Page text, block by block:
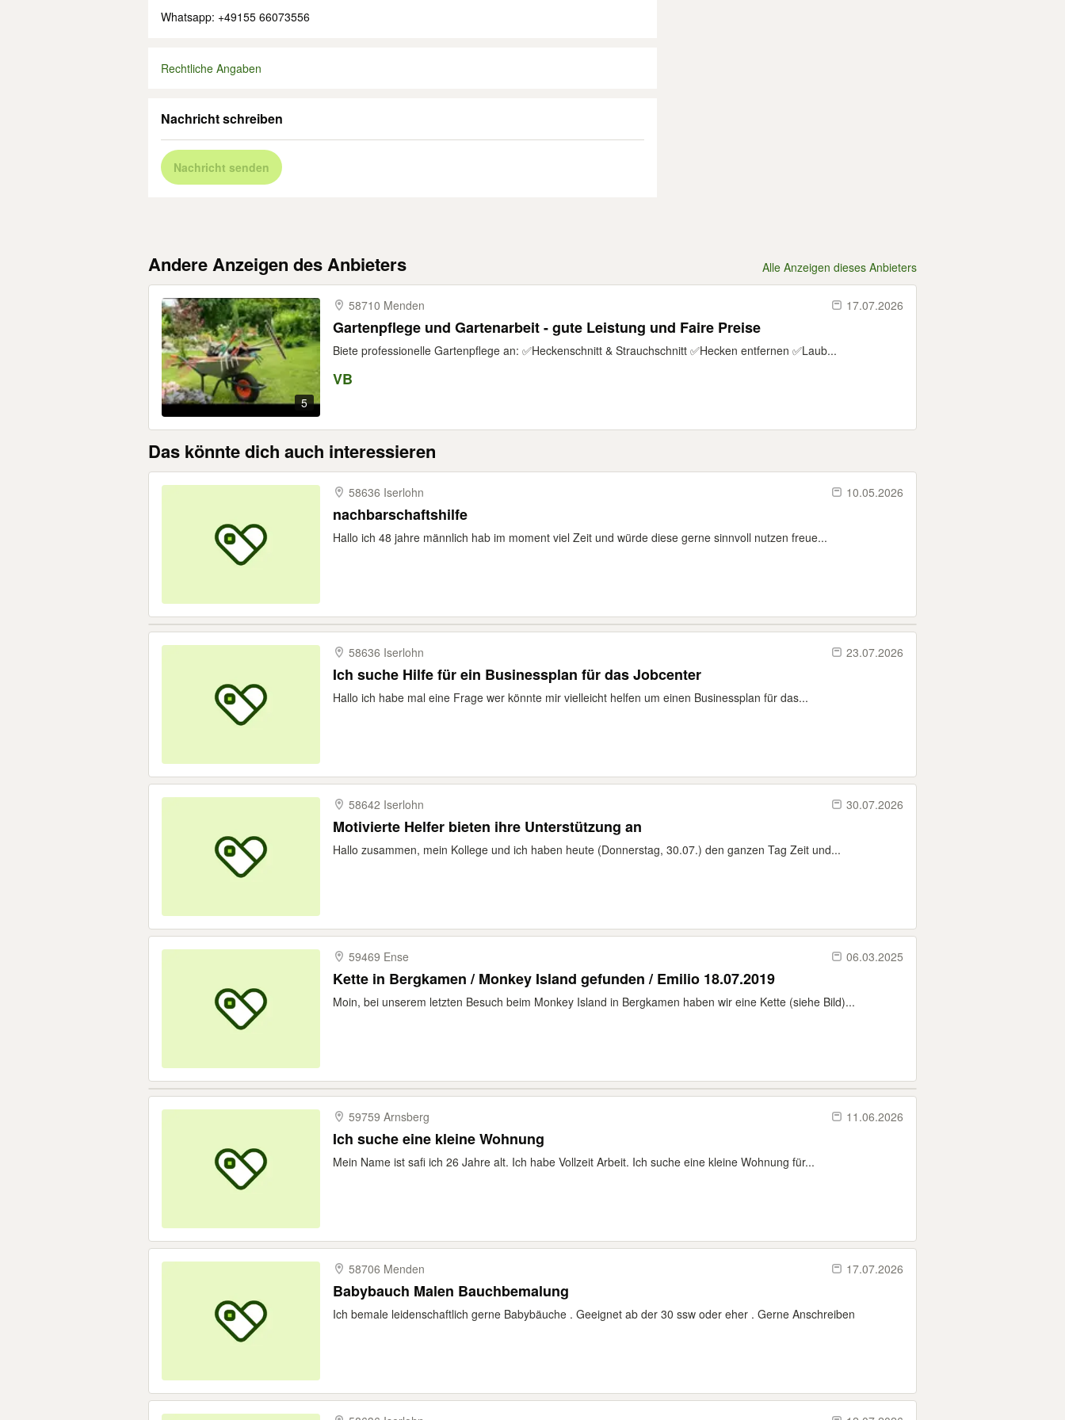
Whatsapp: +49155 66073556
Rechtliche Angaben
Nachricht schreiben
Nachricht senden
Andere Anzeigen des Anbieters Alle Anzeigen dieses Anbieters
5
58710 Menden 17.07.2026
Gartenpflege und Gartenarbeit - gute Leistung und Faire Preise
Biete professionelle Gartenpflege an: ✅Heckenschnitt & Strauchschnitt ✅Hecken entfernen ✅Laub...
VB
Das könnte dich auch interessieren
58636 Iserlohn 10.05.2026
nachbarschaftshilfe
Hallo ich 48 jahre männlich hab im moment viel Zeit und würde diese gerne sinnvoll nutzen freue...
58636 Iserlohn 23.07.2026
Ich suche Hilfe für ein Businessplan für das Jobcenter
Hallo ich habe mal eine Frage wer könnte mir vielleicht helfen um einen Businessplan für das...
58642 Iserlohn 30.07.2026
Motivierte Helfer bieten ihre Unterstützung an
Hallo zusammen, mein Kollege und ich haben heute (Donnerstag, 30.07.) den ganzen Tag Zeit und...
59469 Ense 06.03.2025
Kette in Bergkamen / Monkey Island gefunden / Emilio 18.07.2019
Moin, bei unserem letzten Besuch beim Monkey Island in Bergkamen haben wir eine Kette (siehe Bild)...
59759 Arnsberg 11.06.2026
Ich suche eine kleine Wohnung
Mein Name ist safi ich 26 Jahre alt. Ich habe Vollzeit Arbeit. Ich suche eine kleine Wohnung für...
58706 Menden 17.07.2026
Babybauch Malen Bauchbemalung
Ich bemale leidenschaftlich gerne Babybäuche . Geeignet ab der 30 ssw oder eher . Gerne Anschreiben